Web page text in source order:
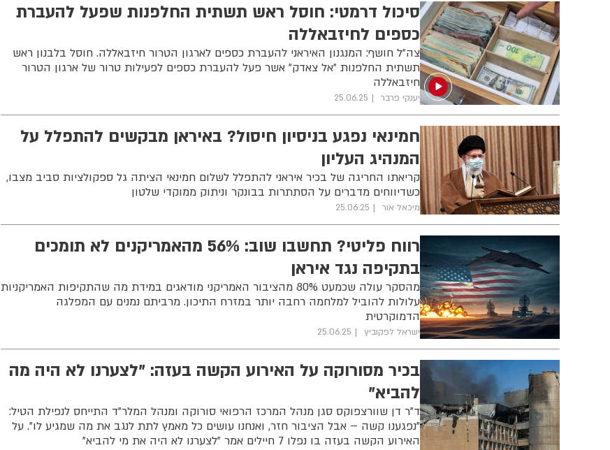
סיכול דרמטי: חוסל ראש תשתית החלפנות שפעל להעברת
כספים לחיזבאללה
צה״ל חושף: המנגנון האיראני להעברת כספים לארגון הטרור חיזבאללה. חוסל בלבנון ראש
תשתית החלפנות ״אל צאדק״ אשר פעל להעברת כספים לפעילות טרור של ארגון הטרור
חיזבאללה
יענקי פרבר 25.06.25
חמינאי נפגע בניסיון חיסול? באיראן מבקשים להתפלל על
המנהיג העליון
קריאתו החריגה של בכיר איראני להתפלל לשלום חמינאי הציתה גל ספקולציות סביב מצבו,
כשדיווחים מדברים על הסתתרות בבונקר וניתוק ממוקדי שלטון
מיכאל אור 25.06.25
רווח פליטי? תחשבו שוב: 56% מהאמריקנים לא תומכים
בתקיפה נגד איראן
מהסקר עולה שכמעט 80% מהציבור האמריקני מודאגים במידת מה שהתקיפות האמריקניות
עלולות להוביל למלחמה רחבה יותר במזרח התיכון. מרביתם נמנים עם המפלגה
הדמוקרטית
ישראל לפקוביץ 25.06.25
בכיר מסורוקה על האירוע הקשה בעזה: "לצערנו לא היה מה
להביא"
ד"ר דן שוורצפוקס סגן מנהל המרכז הרפואי סורוקה ומנהל המלר"ד התייחס לנפילת הטיל:
"נפגענו קשה – אבל הציבור חזר, ואנחנו עושים כל מאמץ לתת לנגב את מה שמגיע לו". על
האירוע הקשה בעזה בו נפלו 7 חיילים אמר "לצערנו לא היה את מי להביא"